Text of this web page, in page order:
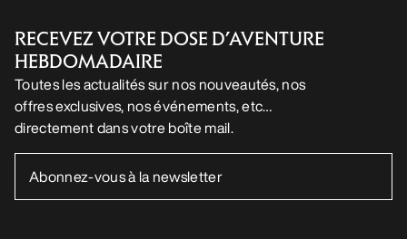
RECEVEZ VOTRE DOSE D’AVENTURE
HEBDOMADAIRE
Toutes les actualités sur nos nouveautés, nos
offres exclusives, nos événements, etc…
directement dans votre boîte mail.